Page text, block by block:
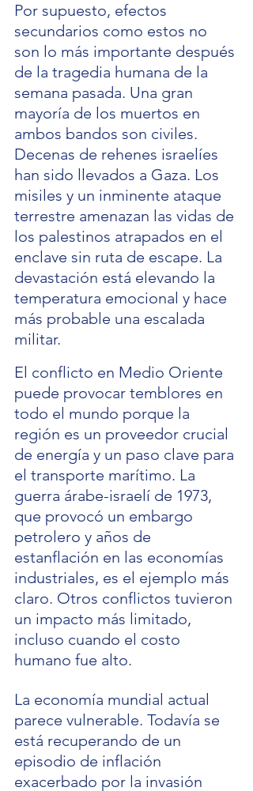
Por supuesto, efectos
secundarios como estos no
son lo más importante después
de la tragedia humana de la
semana pasada. Una gran
mayoría de los muertos en
ambos bandos son civiles.
Decenas de rehenes israelíes
han sido llevados a Gaza. Los
misiles y un inminente ataque
terrestre amenazan las vidas de
los palestinos atrapados en el
enclave sin ruta de escape. La
devastación está elevando la
temperatura emocional y hace
más probable una escalada
militar.
El conflicto en Medio Oriente
puede provocar temblores en
todo el mundo porque la
región es un proveedor crucial
de energía y un paso clave para
el transporte marítimo. La
guerra árabe-israelí de 1973,
que provocó un embargo
petrolero y años de
estanflación en las economías
industriales, es el ejemplo más
claro. Otros conflictos tuvieron
un impacto más limitado,
incluso cuando el costo
humano fue alto.
La economía mundial actual
parece vulnerable. Todavía se
está recuperando de un
episodio de inflación
exacerbado por la invasión